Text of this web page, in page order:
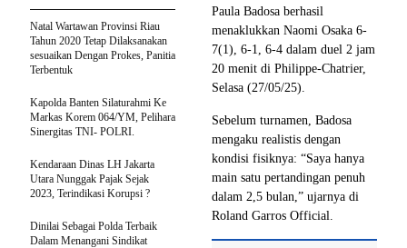
Paula Badosa berhasil
menaklukkan Naomi Osaka 6-
7(1), 6-1, 6-4 dalam duel 2 jam
20 menit di Philippe-Chatrier,
Selasa (27/05/25).
Sebelum turnamen, Badosa
mengaku realistis dengan
kondisi fisiknya: “Saya hanya
main satu pertandingan penuh
dalam 2,5 bulan,” ujarnya di
Roland Garros Official.
Natal Wartawan Provinsi Riau
Tahun 2020 Tetap Dilaksanakan
sesuaikan Dengan Prokes, Panitia
Terbentuk
Kapolda Banten Silaturahmi Ke
Markas Korem 064/YM, Pelihara
Sinergitas TNI- POLRI.
Kendaraan Dinas LH Jakarta
Utara Nunggak Pajak Sejak
2023, Terindikasi Korupsi ?
Dinilai Sebagai Polda Terbaik
Dalam Menangani Sindikat